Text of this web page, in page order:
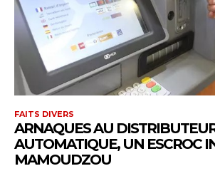
FAITS DIVERS
ARNAQUES AU
AUTOMATIQUE, UN ESCROC
MAMOUDZOU